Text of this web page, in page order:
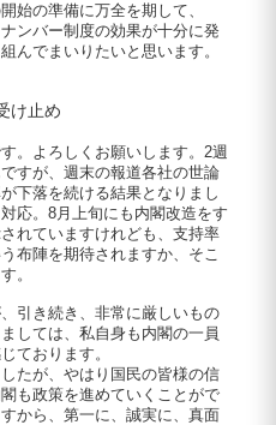
始の準備に万全を期して、
ナンバー制度の効果が十分に発
んでまいりたいと思います。
け止め
。よろしくお願いします。2週
すが、週末の報道各社の世論
下落を続ける結果となりまし
応。8月上旬にも内閣改造をす
れていますけれども、支持率
布陣を期待されますか、そこ
。
引き続き、非常に厳しいもの
しては、私自身も内閣の一員
ております。
たが、やはり国民の皆様の信
も政策を進めていくことがで
から、第一に、誠実に、真面